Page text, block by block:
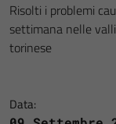
Risolti i problemi
settimana nelle
torinese
Data: